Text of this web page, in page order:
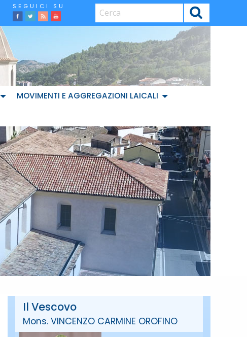
facebook
Twitter
FeedYoutube
CERCA
MOVIMENTI E AGGREGAZIONI LAICALI
Il Vescovo
Mons. VINCENZO CARMINE OROFINO